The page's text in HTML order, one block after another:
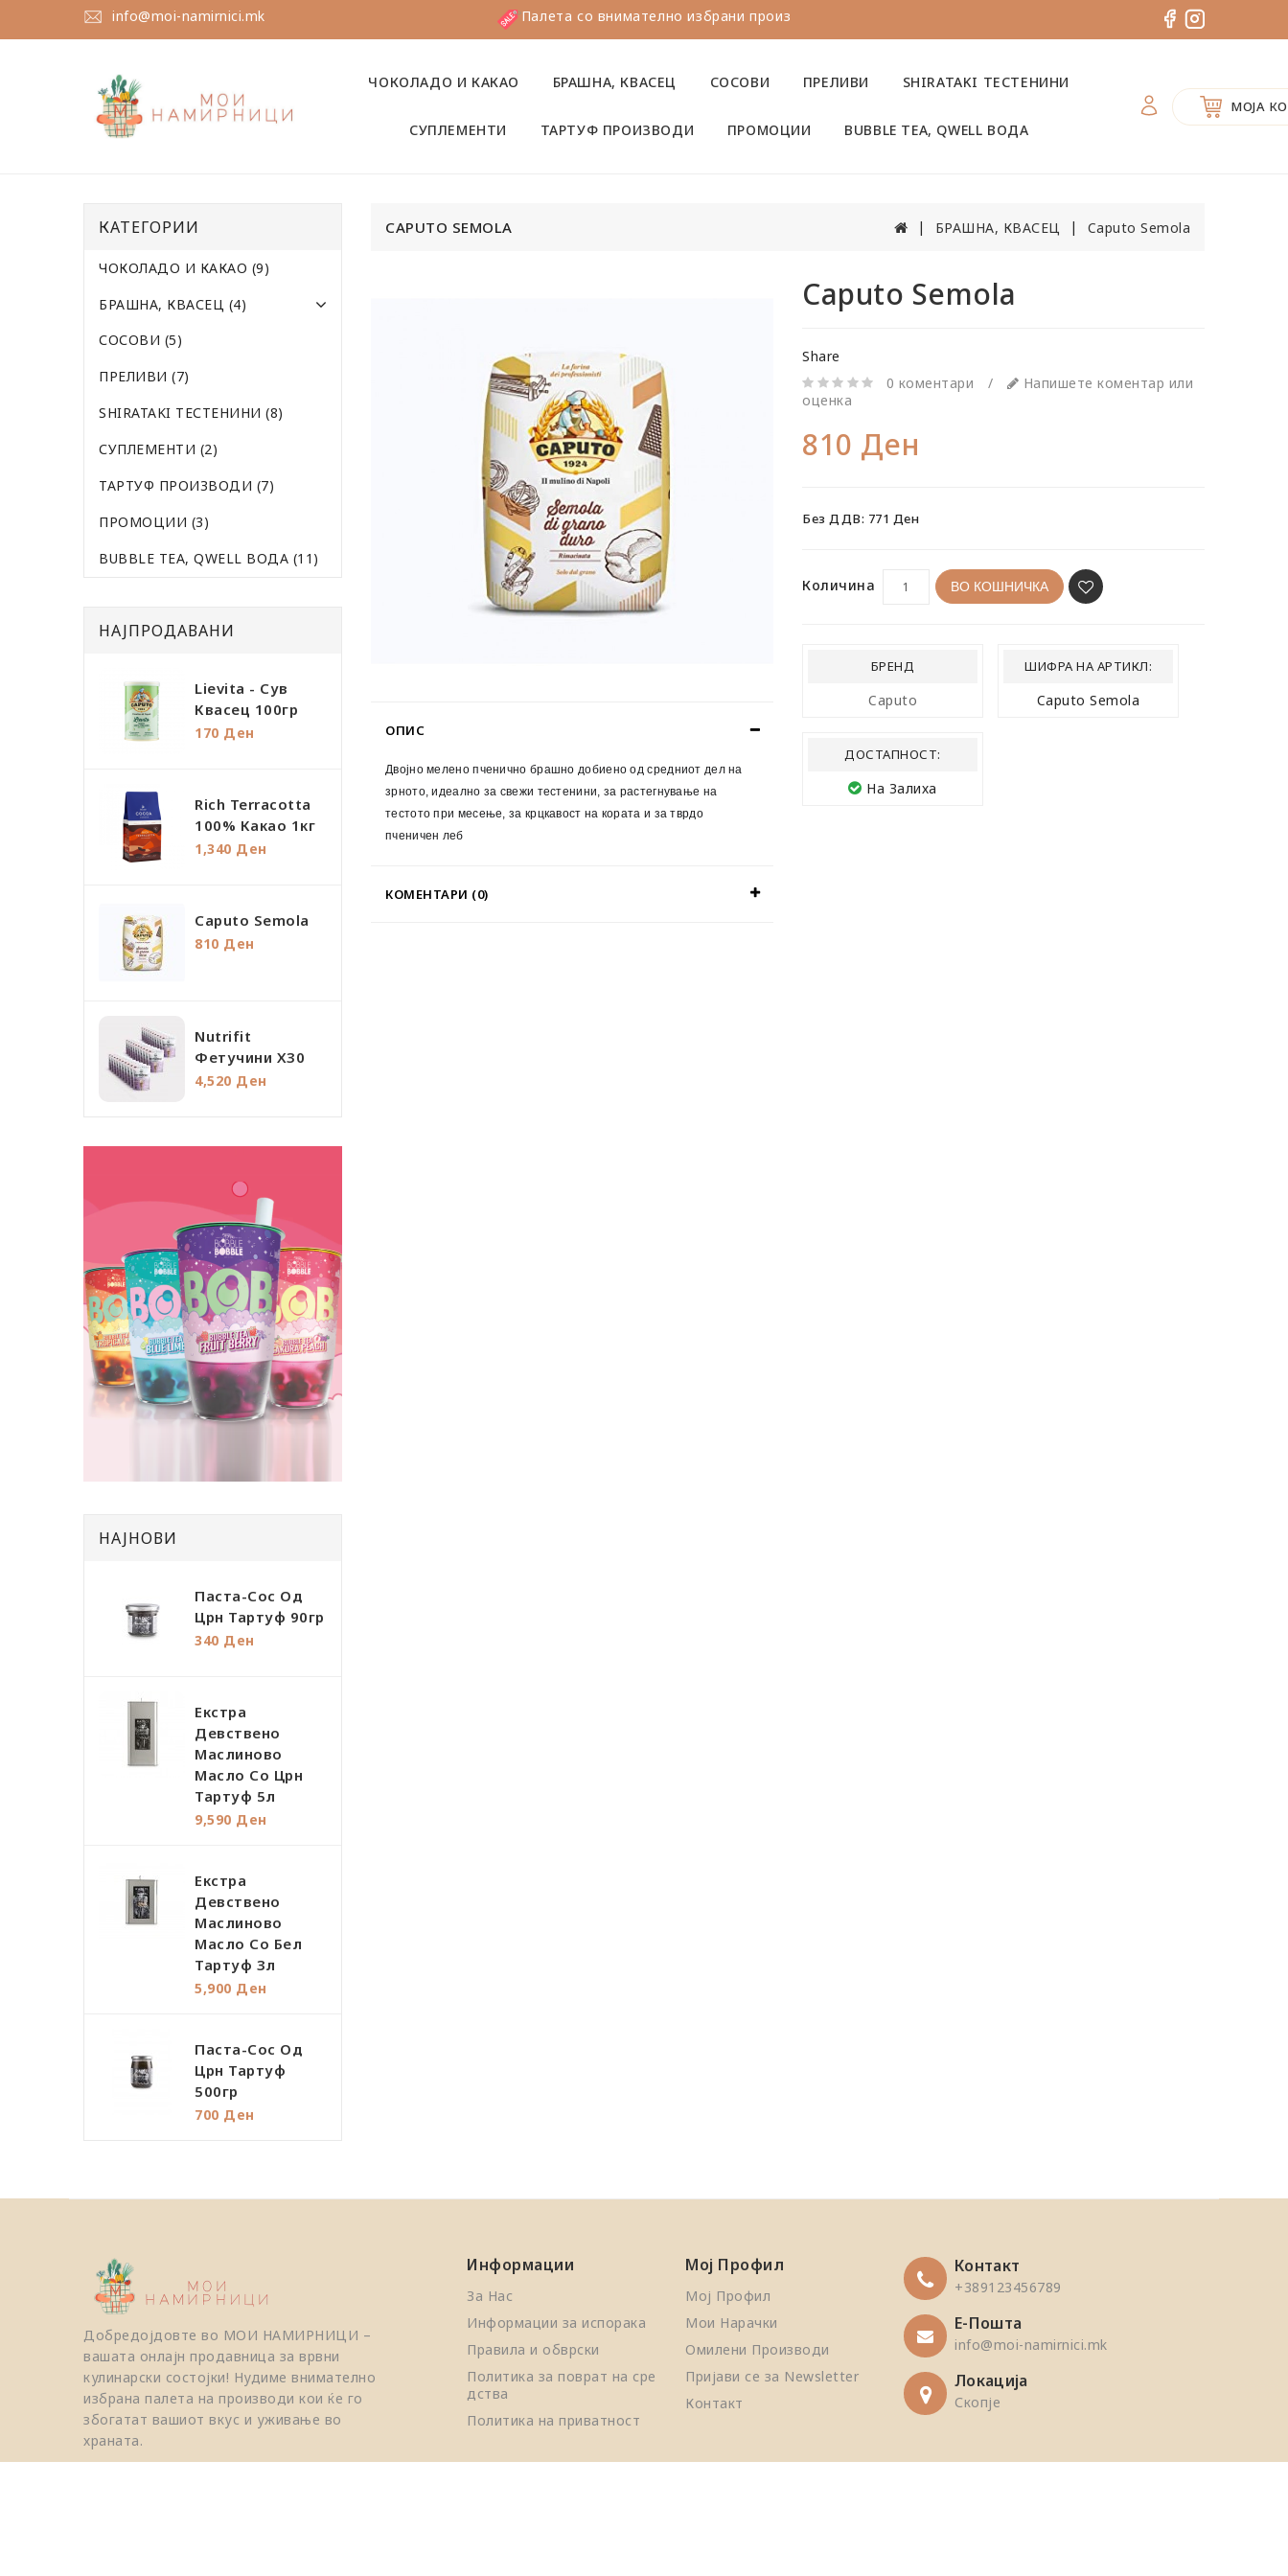
info@moi-namirnici.mk Палета со внимателно избрани производи
ЧОКОЛАДО И КАКАО БРАШНА, КВАСЕЦ СОСОВИ ПРЕЛИВИ SHIRATAKI ТЕСТЕНИНИ
СУПЛЕМЕНТИ ТАРТУФ ПРОИЗВОДИ ПРОМОЦИИ BUBBLE TEA, QWELL ВОДА
МОЈА
КАТЕГОРИИ
ЧОКОЛАДО И КАКАО (9)
БРАШНА, КВАСЕЦ (4)
СОСОВИ (5)
ПРЕЛИВИ (7)
SHIRATAKI ТЕСТЕНИНИ (8)
СУПЛЕМЕНТИ (2)
ТАРТУФ ПРОИЗВОДИ (7)
ПРОМОЦИИ (3)
BUBBLE TEA, QWELL ВОДА (11)
НАЈПРОДАВАНИ
Lievita - Сув
Квасец 100гр
170 Ден
Rich Terracotta
100% Какао 1кг
1,340 Ден
Caputo Semola
810 Ден
Nutrifit
Фетучини Х30
4,520 Ден
НАЈНОВИ
Паста-Сос Од
Црн Тартуф 90гр
340 Ден
Екстра
Девствено
Маслиново
Масло Со Црн
Тартуф 5л
9,590 Ден
Екстра
Девствено
Маслиново
Масло Со Бел
Тартуф 3л
5,900 Ден
Паста-Сос Од
Црн Тартуф
500гр
700 Ден
CAPUTO SEMOLA БРАШНА, КВАСЕЦ Caputo Semola
ОПИС
Двојно мелено пченично брашно добиено од средниот дел на
зрното, идеално за свежи тестенини, за растегнување на
тестото при месење, за крцкавост на кората и за тврдо
пченичен леб
КОМЕНТАРИ (0)
Caputo Semola
Share
0 коментари
/
Напишете коментар или
оценка
810 Ден
Без ДДВ: 771 Ден
Количина ВО КОШНИЧКА
БРЕНД
Caputo
ШИФРА НА АРТИКЛ:
Caputo Semola
ДОСТАПНОСТ:
На Залиха
Добредојдовте во МОИ НАМИРНИЦИ –
вашата онлајн продавница за врвни
кулинарски состојки! Нудиме внимателно
избрана палета на производи кои ќе го
збогатат вашиот вкус и уживање во
храната.
Информации
За Нас
Информации за испорака
Правила и обврски
Политика за поврат на сре
дства
Политика на приватност
Мој Профил
Мој Профил
Мои Нарачки
Омилени Производи
Пријави се за Newsletter
Контакт
Контакт
+389123456789
Е-Пошта
info@moi-namirnici.mk
Локација
Скопје